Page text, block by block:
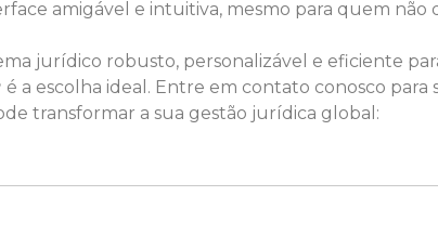
amigável e intuitiva, mesmo para quem não
jurídico robusto, personalizável e eficiente
é a escolha ideal. Entre em contato conosco para
transformar a sua gestão jurídica global: